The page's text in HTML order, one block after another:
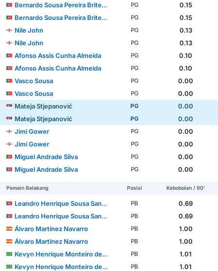
Bernardo Sousa Pereira Brites Martins
PG
0.15
Bernardo Sousa Pereira Brites Martins
PG
0.15
Nile John
PG
0.13
Nile John
PG
0.13
Afonso Assis Cunha Almeida
PG
0.10
Afonso Assis Cunha Almeida
PG
0.10
Vasco Sousa
PG
0.00
Vasco Sousa
PG
0.00
Mateja Stjepanović
PG
0.00
Mateja Stjepanović
PG
0.00
Jimi Gower
PG
0.00
Jimi Gower
PG
0.00
Miguel Andrade Silva
PG
0.00
Miguel Andrade Silva
PG 0.00
Pemain Belakang Posisi Kebobolan / 90'
Leandro Henrique Sousa Santos PB
0.69
Leandro Henrique Sousa Santos
PB
0.69
Álvaro Martínez Navarro
PB
1.00
Álvaro Martínez Navarro
PB
1.00
Kevyn Henrique Monteiro de Souza
PB
1.01
Kevyn Henrique Monteiro de Souza
PB
1.01